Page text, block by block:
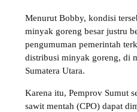
Menurut Bobby, kondisi
minyak goreng besar justru
pengumuman pemerintah
distribusi minyak goreng, di
Sumatera Utara.
Karena itu, Pemprov Sumut
sawit mentah (CPO) dapat